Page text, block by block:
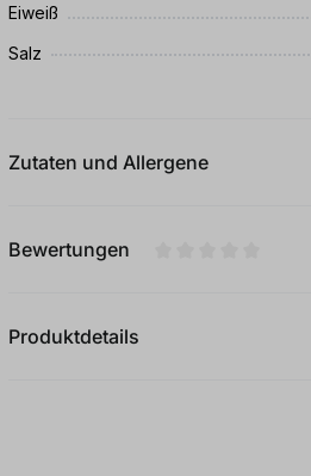
Eiweiß
Salz
Zutaten und Allergene
Bewertungen
Produktdetails